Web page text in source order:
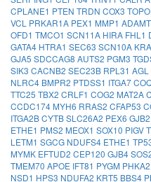
CPLANE1 PTEN TRDN COX3
VCL PRKAR1A PEX1 MMP1
OFD1 TMCO1 SCN11A HIRA FHL1
GATA4 HTRA1 SEC63 SCN10A
GJA5 SDCCAG8 AUTS2 PGM3
SIK3 CACNB2 SEC23B RPL31 AGL
NLRC4 BMPR2 PTDSS1 ITGA7
TTC25 TBX2 CRLF1 COG2 MAT2A
CCDC174 MYH6 RRAS2 CFAP53
ITGA2BCYTBSLC26A2 PEX6 GJB2
ETHE1 PMS2 MEOX1 SOX10 PIGV
LETM1 SGCG NDUFS4 ETHE1
MYMK EFTUD2 CEP120 GJB4
TMEM70 APOE IFT81 PYGM PHKA2
NSD1 HPS3 NDUFA2 KRT5 BBS4